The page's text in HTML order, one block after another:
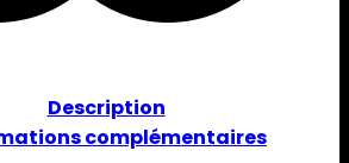
Description
complémentaires